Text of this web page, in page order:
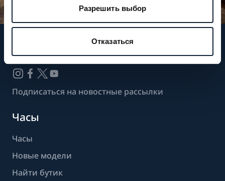
Разрешить выбор
Отказаться
Следите за нашими новостями
Подписаться на новостные рассылки
Часы
Часы
Новые модели
Найти бутик